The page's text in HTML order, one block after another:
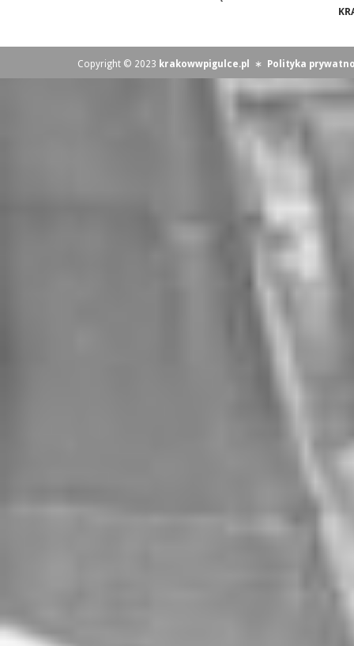
Copyright © 2023 krakowwpigulce.pl ∗ Polityka